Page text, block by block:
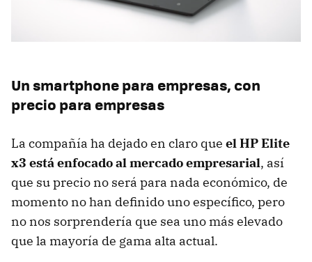
Un smartphone para empresas, con
precio para empresas
La compañía ha dejado en claro que el HP Elite
x3 está enfocado al mercado empresarial, así
que su precio no será para nada económico, de
momento no han definido uno específico, pero
no nos sorprendería que sea uno más elevado
que la mayoría de gama alta actual.